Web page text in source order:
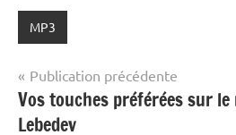
MP3
Navigation
de
Publication précédente
Vos touches préférées sur
Lebedev